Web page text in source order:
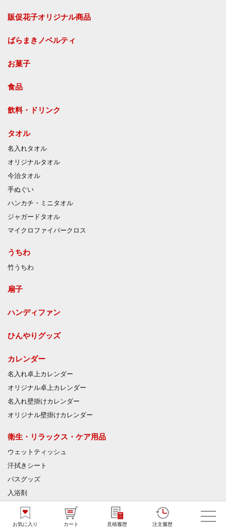
お気に入り カート 見積履歴 注文履歴
販促花子オリジナル商品
ばらまきノベルティ
お菓子
食品
飲料・ドリンク
タオル
名入れタオル
オリジナルタオル
今治タオル
手ぬぐい
ハンカチ・ミニタオル
ジャガードタオル
マイクロファイバークロス
うちわ
竹うちわ
扇子
ハンディファン
ひんやりグッズ
カレンダー
名入れ卓上カレンダー
オリジナル卓上カレンダー
名入れ壁掛けカレンダー
オリジナル壁掛けカレンダー
衛生・リラックス・ケア用品
ウェットティッシュ
汗拭きシート
バスグッズ
入浴剤
絆創膏
爪切り